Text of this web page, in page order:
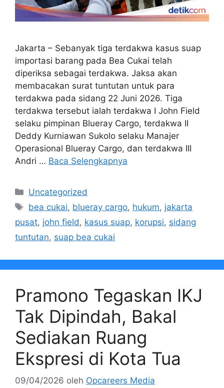
Jakarta – Sebanyak tiga terdakwa kasus suap
importasi barang pada Bea Cukai telah
diperiksa sebagai terdakwa. Jaksa akan
membacakan surat tuntutan untuk para
terdakwa pada sidang 22 Juni 2026. Tiga
terdakwa tersebut ialah terdakwa I John Field
selaku pimpinan Blueray Cargo, terdakwa II
Deddy Kurniawan Sukolo selaku Manajer
Operasional Blueray Cargo, dan terdakwa III
Andri … Baca Selengkapnya
Kategori
Uncategorized
Tag
bea cukai, blueray cargo, hukum, jakarta
pusat, john field , kasus suap, korupsi, sidang
tuntutan, suap bea cukai
Pramono Tegaskan IKJ
Tak Dipindah, Bakal
Sediakan Ruang
Ekspresi di Kota Tua
09/04/2026 oleh Opcareers Media